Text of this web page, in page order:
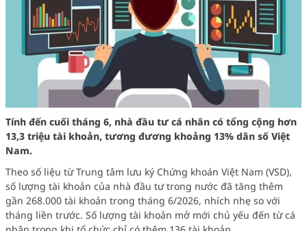
Tính đến cuối tháng 6, nhà đầu tư cá nhân có tổng cộng hơn
13,3 triệu tài khoản, tương đương khoảng 13% dân số Việt
Nam.
Theo số liệu từ Trung tâm lưu ký Chứng khoán Việt Nam (VSD),
số lượng tài khoản của nhà đầu tư trong nước đã tăng thêm
gần 268.000 tài khoản trong tháng 6/2026, nhích nhẹ so với
tháng liền trước. Số lượng tài khoản mở mới chủ yếu đến từ cá